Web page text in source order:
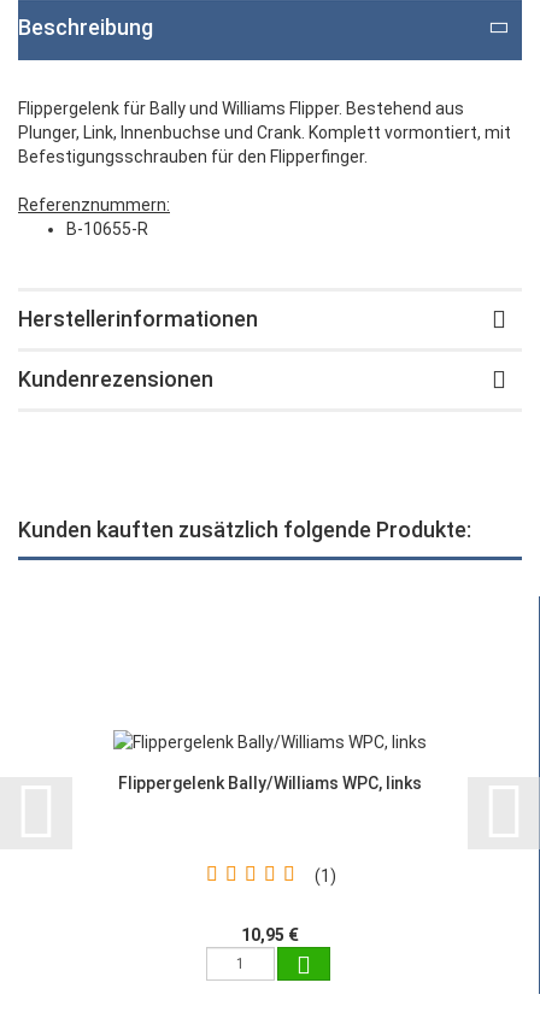
Beschreibung
Flippergelenk für Bally und Williams Flipper. Bestehend aus
Plunger, Link, Innenbuchse und Crank. Komplett vormontiert, mit
Befestigungsschrauben für den Flipperfinger.
Referenznummern:
B-10655-R
Herstellerinformationen
Kundenrezensionen
Kunden kauften zusätzlich folgende Produkte:
Flippergelenk Bally/Williams WPC, links
1
10,95 €